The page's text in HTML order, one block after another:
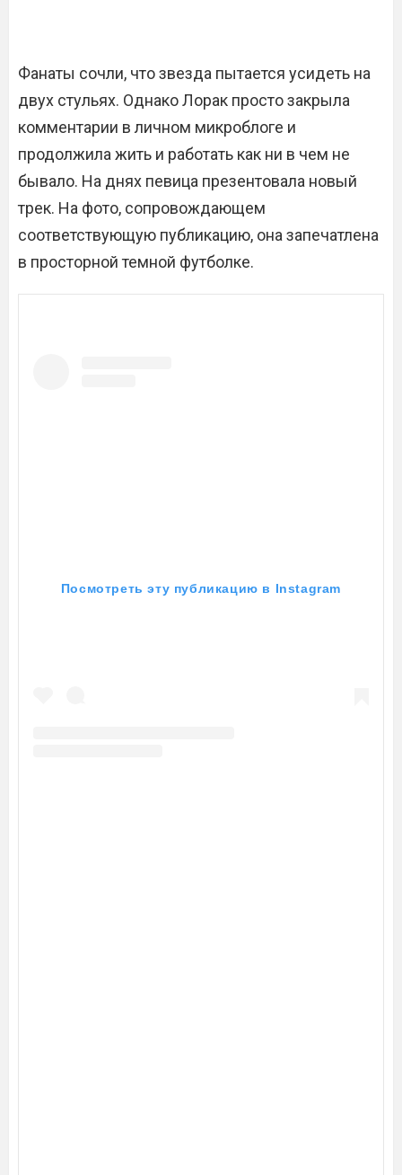
Фанаты сочли, что звезда пытается усидеть на
двух стульях. Однако Лорак просто закрыла
комментарии в личном микроблоге и
продолжила жить и работать как ни в чем не
бывало. На днях певица презентовала новый
трек. На фото, сопровождающем
соответствующую публикацию, она запечатлена
в просторной темной футболке.
Посмотреть эту публикацию в Instagram